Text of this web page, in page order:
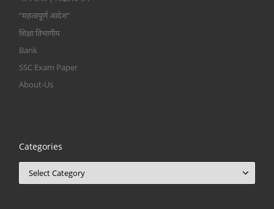
“महत्वपूर्ण आदेश”
शिक्षा विभागीय
Bank
SSC Exam Paper
About-Us
Categories